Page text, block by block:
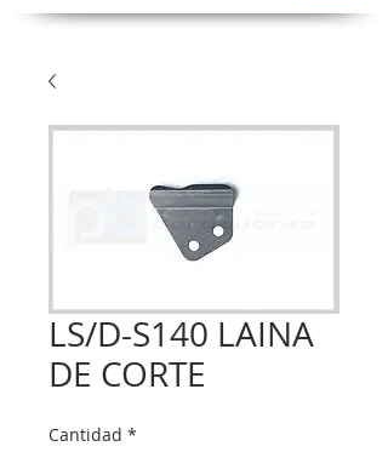
LS/D-S140 LAINA
DE CORTE
Cantidad *